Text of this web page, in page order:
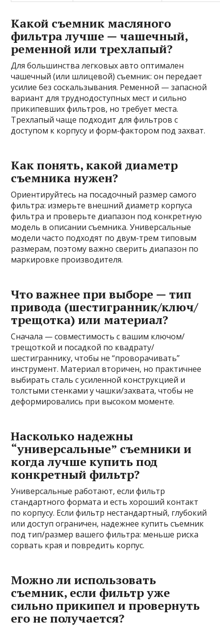
Какой съемник масляного
фильтра лучше — чашечный,
ременной или трехлапый?
Для большинства легковых авто оптимален
чашечный (или шлицевой) съемник: он передает
усилие без соскальзывания. Ременной — запасной
вариант для труднодоступных мест и сильно
прикипевших фильтров, но требует места.
Трехлапый чаще подходит для фильтров с
доступом к корпусу и форм-фактором под захват.
Как понять, какой диаметр
съемника нужен?
Ориентируйтесь на посадочный размер самого
фильтра: измерьте внешний диаметр корпуса
фильтра и проверьте диапазон под конкретную
модель в описании съемника. Универсальные
модели часто подходят по двум-трем типовым
размерам, поэтому важно сверить диапазон по
маркировке производителя.
Что важнее при выборе — тип
привода (шестигранник/ключ/
трещотка) или материал?
Сначала — совместимость с вашим ключом/
трещоткой и посадкой по квадрату/
шестиграннику, чтобы не “проворачивать”
инструмент. Материал вторичен, но практичнее
выбирать сталь с усиленной конструкцией и
толстыми стенками у чашки/захвата, чтобы не
деформировались при высоком моменте.
Насколько надежны
“универсальные” съемники и
когда лучше купить под
конкретный фильтр?
Универсальные работают, если фильтр
стандартного формата и есть хороший контакт
по корпусу. Если фильтр нестандартный, глубокий
или доступ ограничен, надежнее купить съемник
под тип/размер вашего фильтра: меньше риска
сорвать края и повредить корпус.
Можно ли использовать
съемник, если фильтр уже
сильно прикипел и провернуть
его не получается?